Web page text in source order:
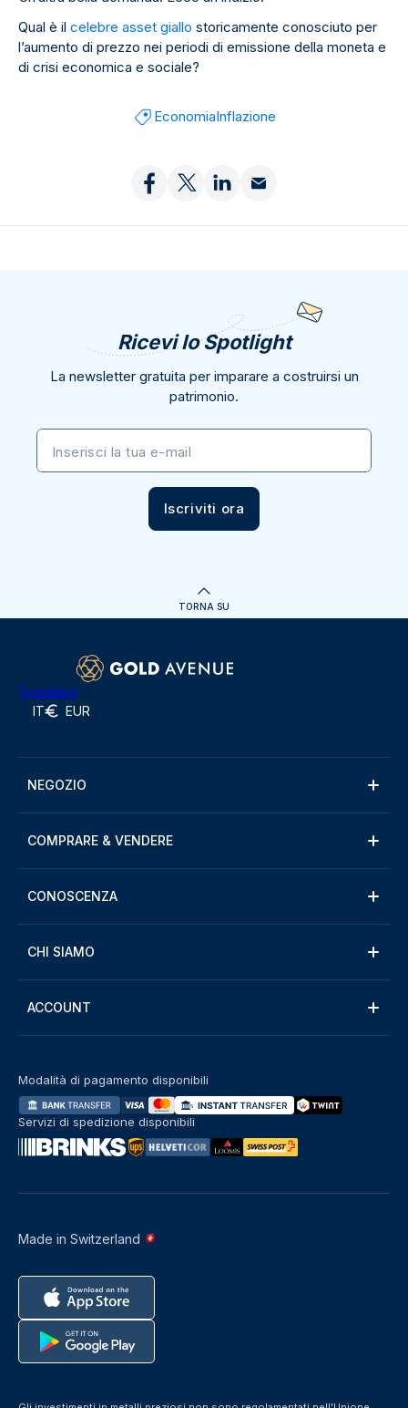
Qual è il celebre asset giallo storicamente conosciuto per
l’aumento di prezzo nei periodi di emissione della moneta e
di crisi economica e sociale?
EconomiaInflazione
Ricevi lo Spotlight
La newsletter gratuita per imparare a costruirsi un
patrimonio.
Inserisci la tua e-mail
Iscriviti ora
TORNA SU
Trustpilot
IT EUR
NEGOZIO
COMPRARE & VENDERE
CONOSCENZA
CHI SIAMO
ACCOUNT
Made in Switzerland
Modalità di pagamento disponibili
Servizi di spedizione disponibili